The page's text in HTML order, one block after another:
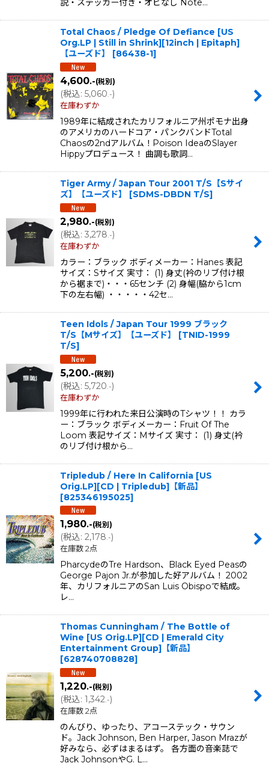
説・ステッカー付き・オビなし Note…
Total Chaos / Pledge Of Defiance [US
Org.LP | Still in Shrink][12inch | Epitaph]
【ユーズド】
[86438-1]
4,600.-(税別)
(税込: 5,060.-)
在庫わずか
1989年に結成されたカリフォルニア州ポモナ出身
のアメリカのハードコア・パンクバンドTotal
Chaosの2ndアルバム！Poison IdeaのSlayer
Hippyプロデュース！ 曲調も歌詞…
Tiger Army / Japan Tour 2001 T/S【Sサイ
ズ】【ユーズド】
[SDMS-DBDN T/S]
2,980.-(税別)
(税込: 3,278 .-)
在庫わずか
カラー：ブラック ボディメーカー：Hanes 表記
サイズ：Sサイズ 実寸： (1) 身丈(衿のリブ付け根
から裾まで)・・・65センチ (2) 身幅(脇から1cm
下の左右幅) ・・・・・42セ…
Teen Idols / Japan Tour 1999 ブラック
T/S【Mサイズ】【ユーズド】
[TNID-1999
T/S]
5,200.-(税別)
(税込: 5,720 .-)
在庫わずか
1999年に行われた来日公演時のTシャツ！！ カラ
ー：ブラック ボディメーカー：Fruit Of The
Loom 表記サイズ：Mサイズ 実寸： (1) 身丈(衿
のリブ付け根から…
Tripledub / Here In California [US
Orig.LP][CD | Tripledub]【新品】
[825346195025]
1,980.-(税別)
(税込: 2,178.-)
在庫数 2点
PharcydeのTre Hardson、Black Eyed Peasの
George Pajon Jr.が参加した好アルバム！ 2002
年、カリフォルニアのSan Luis Obispoで結成。
レ…
Thomas Cunningham / The Bottle of
Wine [US Orig.LP][CD | Emerald City
Entertainment Group]【新品】
[628740708828]
1,220.-(税別)
(税込: 1,342.-)
在庫数 2点
のんびり、ゆったり、アコーステック・サウン
ド。Jack Johnson, Ben Harper, Jason Mrazが
好みなら、必ずはまるはず。 各方面の音楽誌で
Jack JohnsonやG. L…